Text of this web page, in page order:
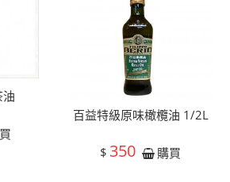
百益特級原味橄欖油 1/2L
$ 350 購買